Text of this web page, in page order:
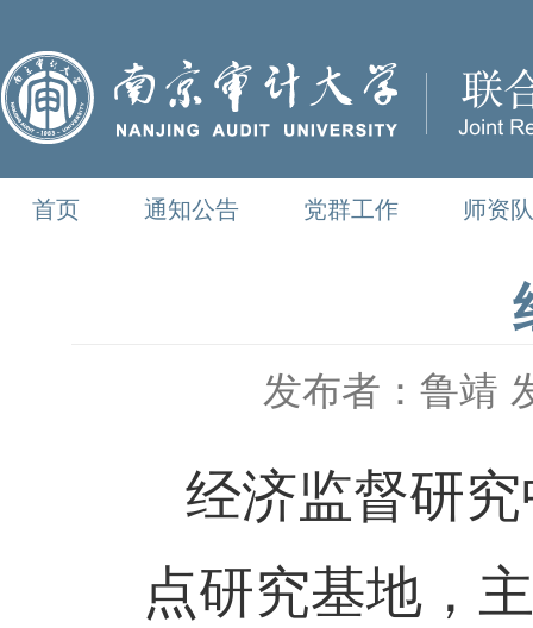
首页 通知公告 党群工作 师资
发布者：鲁靖
经济监督研
点研究基地，